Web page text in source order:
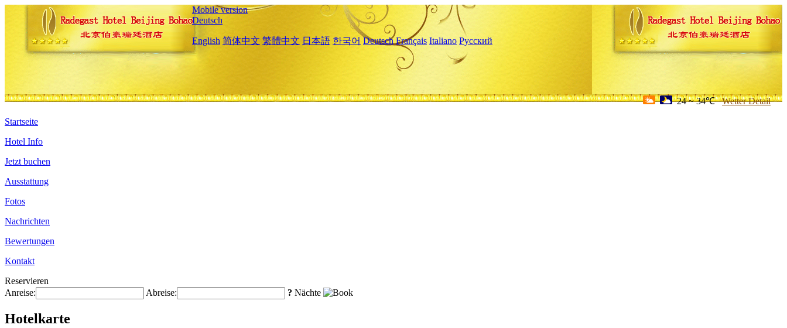
Mobile version
Deutsch
English 简体中文 繁體中文 日本語 한국어 Deutsch Français Italiano Русский
24 ~ 34℃ Wetter Detail
Startseite
Hotel Info
Jetzt buchen
Ausstattung
Fotos
Nachrichten
Bewertungen
Kontakt
Reservieren
Anreise:
Abreise: ? Nächte
Hotelkarte